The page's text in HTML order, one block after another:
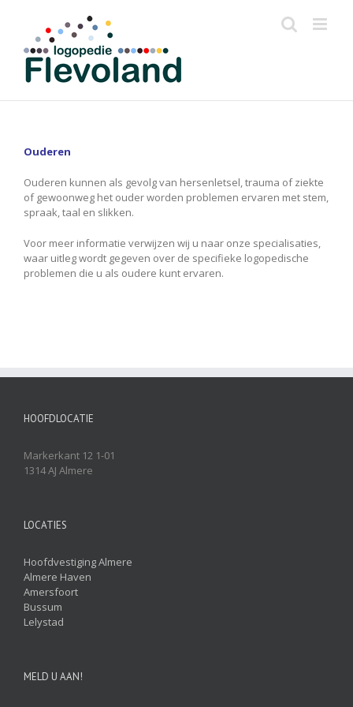
Ouderen
Ouderen kunnen als gevolg van hersenletsel, trauma of ziekte
of gewoonweg het ouder worden problemen ervaren met stem,
spraak, taal en slikken.
Voor meer informatie verwijzen wij u naar onze specialisaties,
waar uitleg wordt gegeven over de specifieke logopedische
problemen die u als oudere kunt ervaren.
HOOFDLOCATIE
Markerkant 12 1-01
1314 AJ Almere
LOCATIES
Hoofdvestiging Almere
Almere Haven
Amersfoort
Bussum
Lelystad
MELD U AAN!